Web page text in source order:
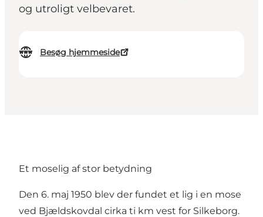
og utroligt velbevaret.
Besøg hjemmeside
Et moselig af stor betydning
Den 6. maj 1950 blev der fundet et lig i en mose
ved Bjældskovdal cirka ti km vest for Silkeborg.